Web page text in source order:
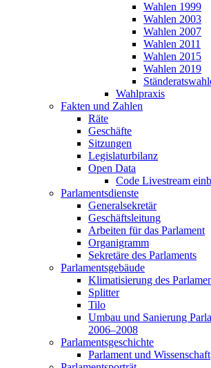
Wahlen 1999
Wahlen 2003
Wahlen 2007
Wahlen 2011
Wahlen 2015
Wahlen 2019
Wahlpraxis
Fakten und Zahlen
Räte
Geschäfte
Sitzungen
Legislaturbilanz
Open Data
Code Livestream
Parlamentsdienste
Generalsekretär
Geschäftsleitung
Arbeiten für das Parlament
Organigramm
Sekretäre des Parlaments
Parlamentsgebäude
Klimatisierung des
Splitter
Tilo
Umbau und Sanierung
2006–2008
Parlamentsgeschichte
Parlament und Wissenschaft